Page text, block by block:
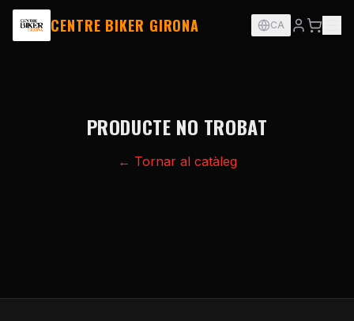
CENTRE BIKER GIRONA CA
PRODUCTE NO TROBAT
← Tornar al catàleg